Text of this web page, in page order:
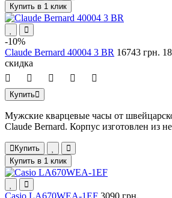
Купить в 1 клик
-10%
Claude Bernard 40004 3 BR 16743 грн.
скидка
Купить
Мужские кварцевые часы от
Claude Bernard. Корпус изготовлен из
Купить
Купить в 1 клик
Casio LA670WEA-1EF 3090 грн.